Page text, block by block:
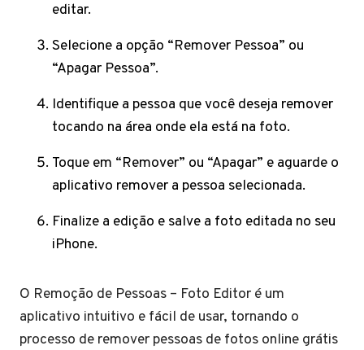
editar.
Selecione a opção “Remover Pessoa” ou
“Apagar Pessoa”.
Identifique a pessoa que você deseja remover
tocando na área onde ela está na foto.
Toque em “Remover” ou “Apagar” e aguarde o
aplicativo remover a pessoa selecionada.
Finalize a edição e salve a foto editada no seu
iPhone.
O Remoção de Pessoas – Foto Editor é um
aplicativo intuitivo e fácil de usar, tornando o
processo de remover pessoas de fotos online grátis